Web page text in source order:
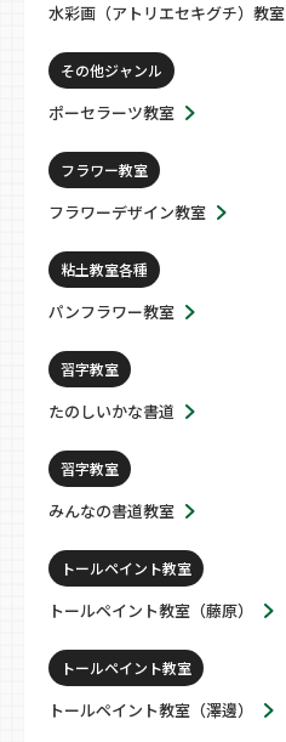
水彩画（アトリエセキグチ）教室
その他ジャンル
ポーセラーツ教室
フラワー教室
フラワーデザイン教室
粘土教室各種
パンフラワー教室
習字教室
たのしいかな書道
習字教室
みんなの書道教室
トールペイント教室
トールペイント教室（藤原）
トールペイント教室
トールペイント教室（澤邊）